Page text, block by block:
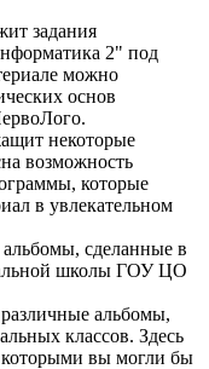
задания
2" под
можно
основ
некоторые
возможность
которые
в увлекательном
сделанные в
школы ГОУ ЦО
альбомы,
классов. Здесь
которыми вы могли бы